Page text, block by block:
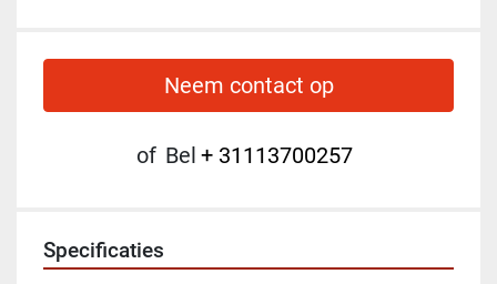
Neem contact op
of Bel + 31113700257
Specificaties